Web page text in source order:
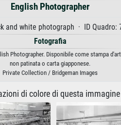
English Photographer
and white photograph · ID Quadro:
Fotografia
Photographer. Disponibile come stampa
non patinata o carta giapponese.
Private Collection / Bridgeman Images
di colore di questa immagine